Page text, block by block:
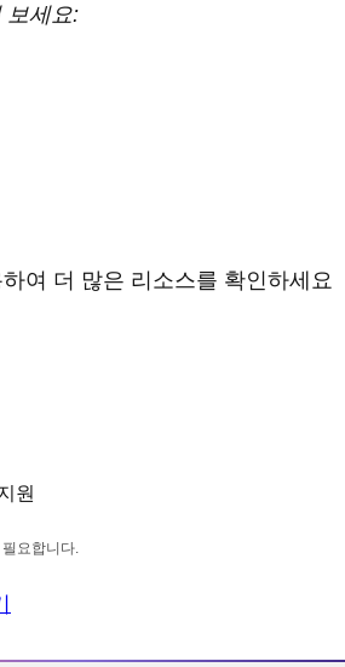
보세요:
여 더 많은 리소스를 확인하세요
원
요합니다.